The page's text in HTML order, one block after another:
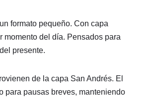
formato pequeño. Con capa
momento del día. Pensados para
presente.
de la capa San Andrés. El
para pausas breves, manteniendo